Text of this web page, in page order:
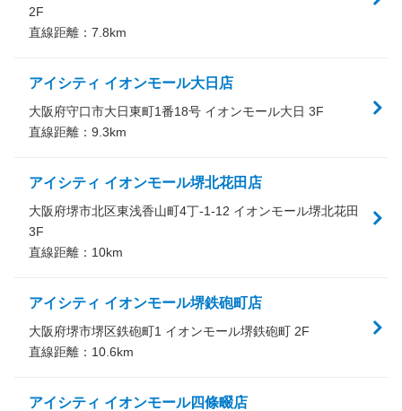
2F
直線距離： 7.8km
アイシティ イオンモール大日店
大阪府守口市大日東町1番18号 イオンモール大日 3F
直線距離： 9.3km
アイシティ イオンモール堺北花田店
大阪府堺市北区東浅香山町4丁-1-12 イオンモール堺北花田
3F
直線距離： 10km
アイシティ イオンモール堺鉄砲町店
大阪府堺市堺区鉄砲町1 イオンモール堺鉄砲町 2F
直線距離： 10.6km
アイシティ イオンモール四條畷店